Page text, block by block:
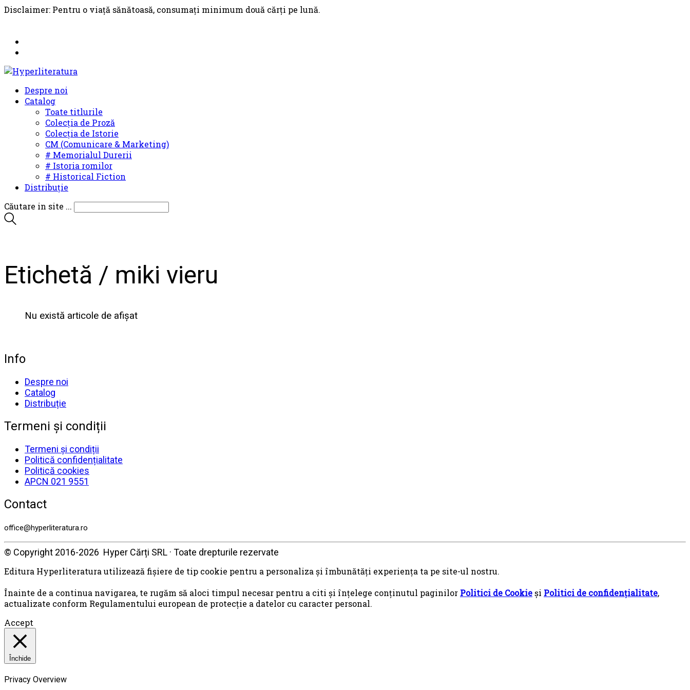
Disclaimer: Pentru o viață sănătoasă, consumați minimum două cărți pe lună.
Despre noi
Catalog
Toate titlurile
Colecția de Proză
Colecția de Istorie
CM (Comunicare & Marketing)
# Memorialul Durerii
# Istoria romilor
# Historical Fiction
Distribuție
Căutare in site ...
Etichetă / miki vieru
Nu există articole de afișat
Info
Despre noi
Catalog
Distribuție
Termeni și condiții
Termeni și condiții
Politică confidențialitate
Politică cookies
APCN 021 9551
Contact
office@hyperliteratura.ro
© Copyright 2016-2026 Hyper Cărți SRL · Toate drepturile rezervate
Editura Hyperliteratura utilizează fişiere de tip cookie pentru a personaliza și îmbunătăți experiența ta pe site-ul nostru.
Înainte de a continua navigarea, te rugăm să aloci timpul necesar pentru a citi și înțelege conținutul paginilor Politici de Cookieși Politici de confidențialitate,
actualizate conform Regulamentului european de protecţie a datelor cu caracter personal.
Accept
Închide
Privacy Overview